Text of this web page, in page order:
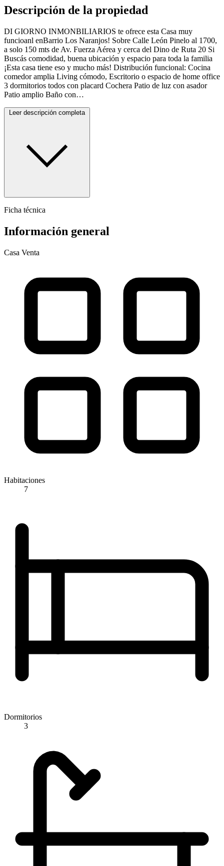
Descripción de la propiedad
DI GIORNO INMONBILIARIOS te ofrece esta Casa muy
funcioanl enBarrio Los Naranjos! Sobre Calle León Pinelo al 1700,
a solo 150 mts de Av. Fuerza Aérea y cerca del Dino de Ruta 20 Si
Buscás comodidad, buena ubicación y espacio para toda la familia
¡Esta casa tiene eso y mucho más! Distribución funcional: Cocina
comedor amplia Living cómodo, Escritorio o espacio de home office
3 dormitorios todos con placard Cochera Patio de luz con asador
Patio amplio Baño con…
Leer descripción completa
Ficha técnica
Información general
Casa Venta
Habitaciones
7
Dormitorios
3